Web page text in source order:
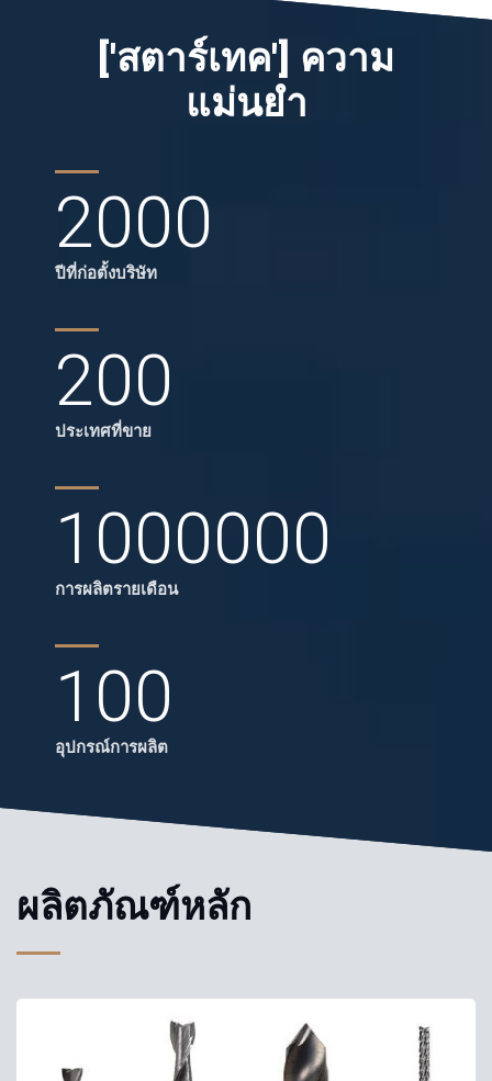
['สตาร์เทค'] ความ
แม่นยำ
2000
ปีที่ก่อตั้งบริษัท
200
ประเทศที่ขาย
1000000
การผลิตรายเดือน
100
อุปกรณ์การผลิต
ผลิตภัณฑ์หลัก